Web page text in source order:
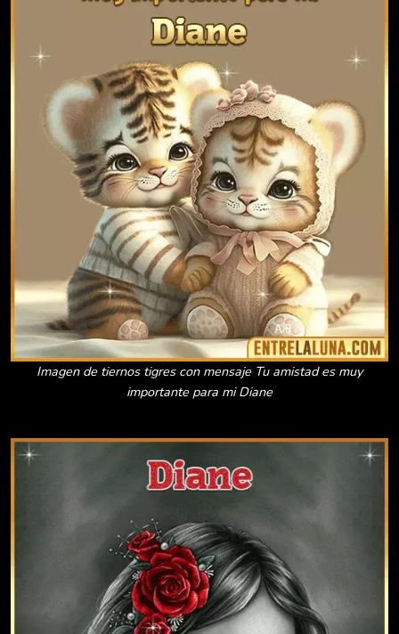
Imagen de tiernos tigres con mensaje Tu amistad es muy
importante para mi Diane